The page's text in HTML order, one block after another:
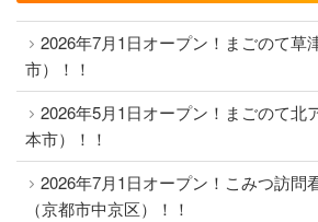
2026年7月1日オープン！まごのて草
市）！！
2026年5月1日オープン！まごのて北
本市）！！
2026年7月1日オープン！こみつ訪問
（京都市中京区）！！